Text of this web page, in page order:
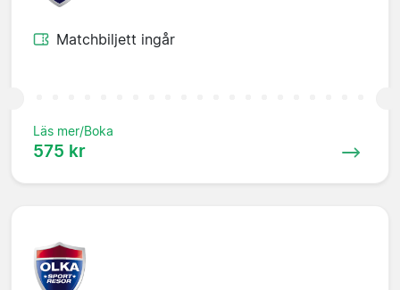
Matchbiljett ingår
Läs mer/Boka
575 kr